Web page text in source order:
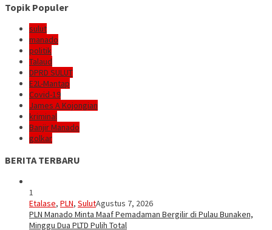
Topik Populer
sulut
manado
politik
Talaud
DPRD SULUT
E2L-Mantap
Covid-19
James A Kojongian
kriminal
Banjir Manado
golkar
BERITA TERBARU
1
Etalase, PLN, SulutAgustus 7, 2026
PLN Manado Minta Maaf Pemadaman Bergilir di Pulau Bunaken,
Minggu Dua PLTD Pulih Total